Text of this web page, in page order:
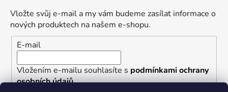
Vložte svůj e-mail a my vám budeme zasílat informace o
nových produktech na našem e-shopu.
E-mail
Vložením e-mailu souhlasíte s podmínkami ochrany
osobních údajů